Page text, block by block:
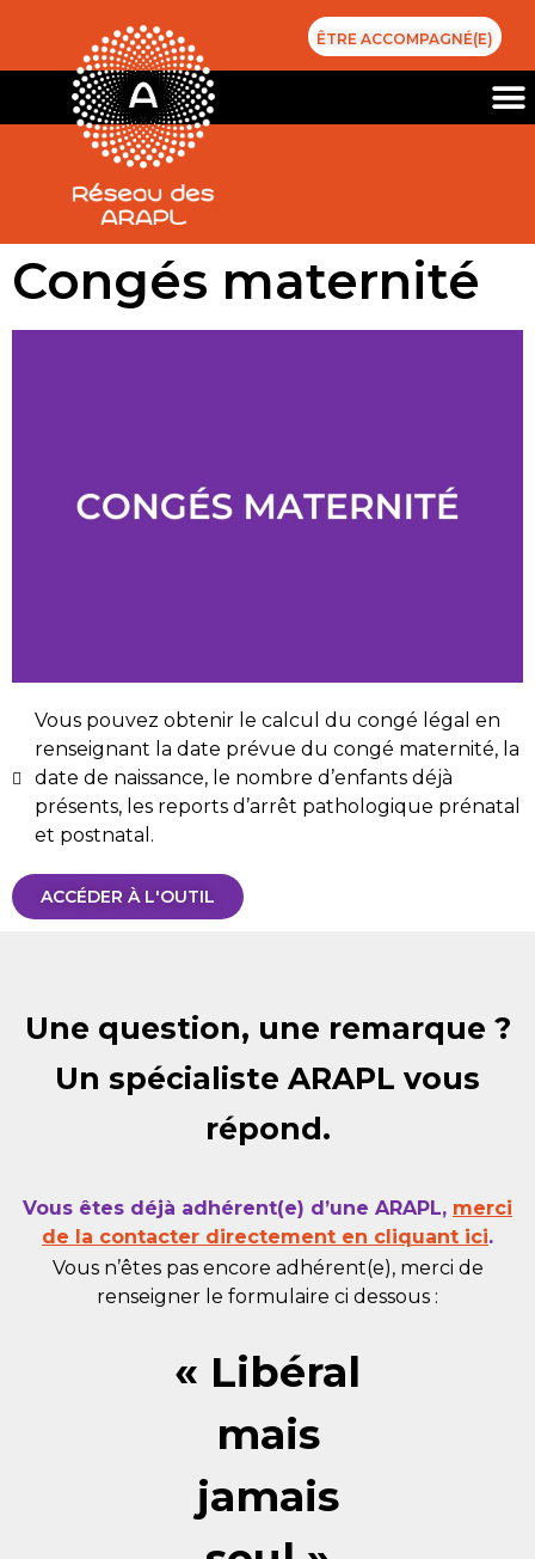
ÊTRE ACCOMPAGNÉ(E)
Congés maternité
Vous pouvez obtenir le calcul du congé légal en
renseignant la date prévue du congé maternité, la
date de naissance, le nombre d’enfants déjà
présents, les reports d’arrêt pathologique prénatal
et postnatal.
ACCÉDER À L'OUTIL
Une question, une remarque ?
Un spécialiste ARAPL vous
répond.
Vous êtes déjà adhérent(e) d’une ARAPL, merci
de la contacter directement en cliquant ici.
Vous n’êtes pas encore adhérent(e), merci de
renseigner le formulaire ci dessous :
« Libéral
mais
jamais